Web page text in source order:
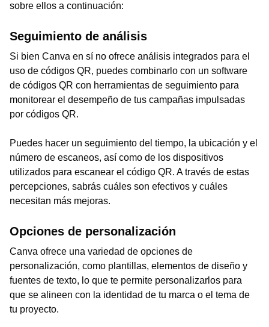
sobre ellos a continuación:
Seguimiento de análisis
Si bien Canva en sí no ofrece análisis integrados para el
uso de códigos QR, puedes combinarlo con un software
de códigos QR con herramientas de seguimiento para
monitorear el desempeño de tus campañas impulsadas
por códigos QR.
Puedes hacer un seguimiento del tiempo, la ubicación y el
número de escaneos, así como de los dispositivos
utilizados para escanear el código QR. A través de estas
percepciones, sabrás cuáles son efectivos y cuáles
necesitan más mejoras.
Opciones de personalización
Canva ofrece una variedad de opciones de
personalización, como plantillas, elementos de diseño y
fuentes de texto, lo que te permite personalizarlos para
que se alineen con la identidad de tu marca o el tema de
tu proyecto.